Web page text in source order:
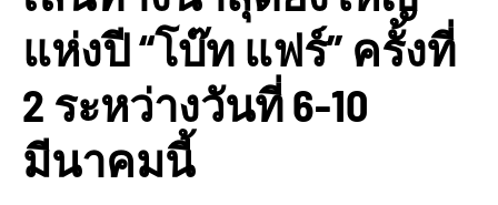
แห่งปี “โบ๊ท แฟร์” ครั้งที่
2 ระหว่างวันที่ 6-10
มีนาคมนี้